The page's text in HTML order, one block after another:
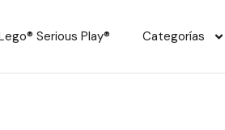
Serious Play® Categorías